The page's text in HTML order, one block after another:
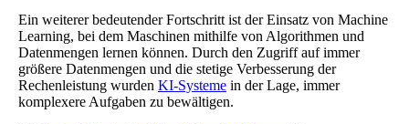
Ein weiterer bedeutender Fortschritt ist der Einsatz von Machine
Learning, bei dem Maschinen mithilfe von Algorithmen und
Datenmengen lernen können. Durch den Zugriff auf immer
größere Datenmengen und die stetige Verbesserung der
Rechenleistung wurden KI-Systeme in der Lage, immer
komplexere Aufgaben zu bewältigen.